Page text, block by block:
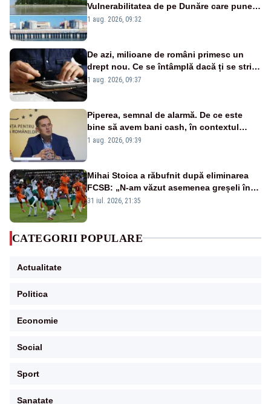
Vulnerabilitatea de pe Dunăre care pune
în pericol Centrala Cernavodă era
1 aug. 2026, 09:32
De azi, milioane de români primesc un
drept nou. Ce se întâmplă dacă ți se strică
un produs
1 aug. 2026, 09:37
Piperea, semnal de alarmă. De ce este
bine să avem bani cash, în contextul
alertei energetice?
1 aug. 2026, 09:39
Mihai Stoica a răbufnit după eliminarea
FCSB: „N-am văzut asemenea greșeli în
190 de meciuri europene”
31 iul. 2026, 21:35
CATEGORII POPULARE
Actualitate
Politica
Economie
Social
Sport
Sanatate